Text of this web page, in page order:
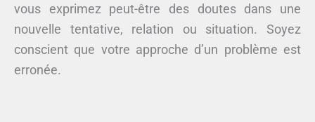
vous exprimez peut-être des doutes dans une
nouvelle tentative, relation ou situation. Soyez
conscient que votre approche d’un problème est
erronée.